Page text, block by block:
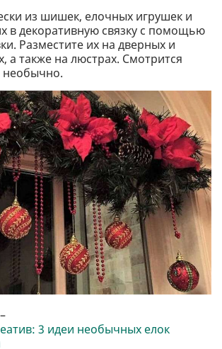
из шишек, елочных игрушек и
в декоративную связку с помощью
Разместите их на дверных и
а также на люстрах. Смотрится
необычно.
3 идеи необычных елок